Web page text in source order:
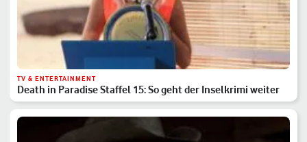
TV & ENTERTAINMENT
Death in Paradise Staffel 15: So geht der Inselkrimi weiter